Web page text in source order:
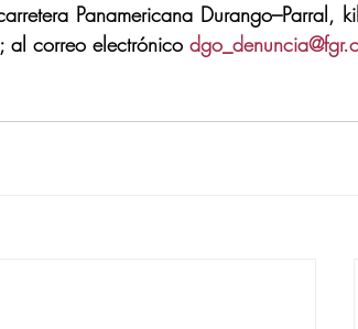
Panamericana Durango–Parral,
correo electrónico